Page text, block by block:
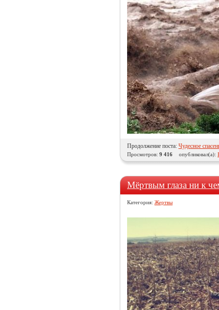
Продолжение поста: Чудесное
Просмотров: 9 416 опубликовал(а):
Мёртвым глаза ни к
Категория: Жертвы